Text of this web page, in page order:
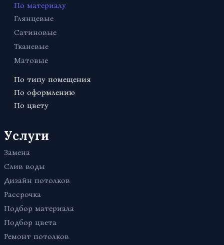
По материалу
Глянцевые
Сатиновые
Тканевые
Матовые
По типу помещения
Для офиса
В санузел (туалет)
В комнату
В гостиную
В спальню
На кухню
По оформлению
Кривые линии
Фактурные с тиснением и узором
3D
Двухуровневые
По цвету
Черные
Услуги
Замена
Слив воды
Дизайн потолков
Рассрочка
Подбор материала
Подбор цвета
Ремонт потолков